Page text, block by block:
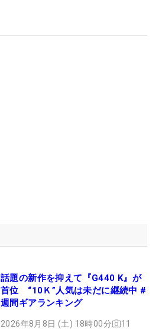
話題の新作を抑えて『G440 K』が
首位 “10Ｋ”人気は未だに継続中 #
週間ギアランキング
2026年8月8日 (土) 18時00分 11